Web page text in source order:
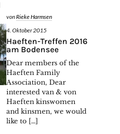
vonRieke Harmsen
4. Oktober 2015
Haeften-Treffen 2016
am Bodensee
Dear members of the
Haeften Family
Association, Dear
interested van & von
Haeften kinswomen
and kinsmen, we would
like to […]